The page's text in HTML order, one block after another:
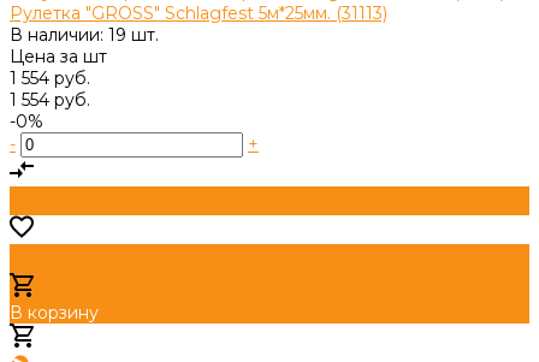
Рулетка "GROSS" Schlagfest 5м*25мм. (31113)
В наличии: 19 шт.
Цена за шт
1 554 руб.
1 554 руб.
-0%
-
+
В корзину